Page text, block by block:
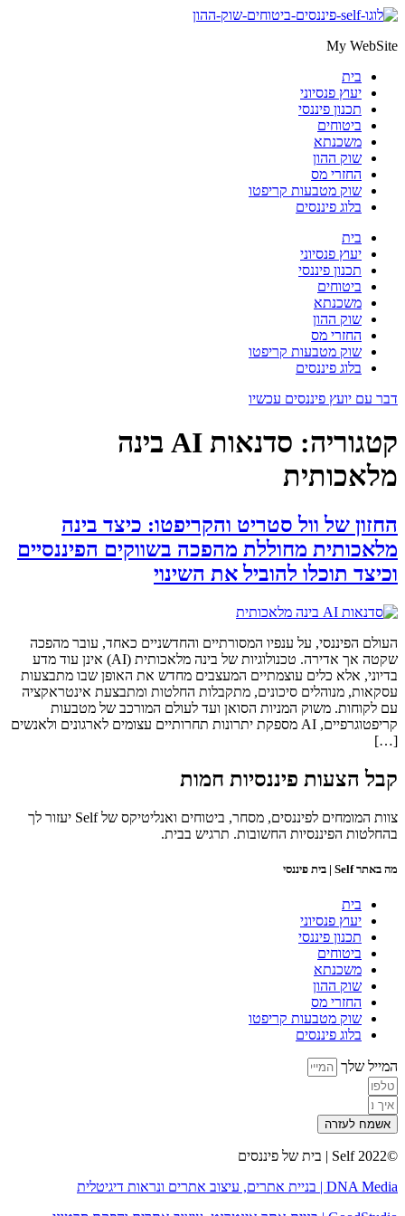
דלג
My WebSite
בית
יעוץ פנסיוני
תכנון פיננסי
ביטוחים
משכנתא
שוק ההון
החזרי מס
שוק מטבעות קריפטו
בלוג פיננסים
בית
יעוץ פנסיוני
תכנון פיננסי
ביטוחים
משכנתא
שוק ההון
החזרי מס
שוק מטבעות קריפטו
בלוג פיננסים
דבר עם יועץ פיננסים עכשיו
קטגוריה:
סדנאות AI בינה
מלאכותית
החזון של וול סטריט והקריפטו: כיצד בינה
מלאכותית מחוללת מהפכה בשווקים הפיננסיים
וכיצד תוכלו להוביל את השינוי
העולם הפיננסי, על ענפיו המסורתיים והחדשניים כאחד, עובר מהפכה
שקטה אך אדירה. טכנולוגיות של בינה מלאכותית (AI) אינן עוד מדע
בדיוני, אלא כלים עוצמתיים המעצבים מחדש את האופן שבו מתבצעות
עסקאות, מנוהלים סיכונים, מתקבלות החלטות ומתבצעת אינטראקציה
עם לקוחות. משוק המניות הסואן ועד לעולם המורכב של מטבעות
קריפטוגרפיים, AI מספקת יתרונות תחרותיים עצומים לארגונים ולאנשים
[…]
קבל הצעות פיננסיות חמות
צוות המומחים לפיננסים, מסחר, ביטוחים ואנליטיקס של Self יעזור לך
בהחלטות הפיננסיות החשובות. תרגיש בבית.
מה באתר Self | בית פיננסי
בית
יעוץ פנסיוני
תכנון פיננסי
ביטוחים
משכנתא
שוק ההון
החזרי מס
שוק מטבעות קריפטו
בלוג פיננסים
המייל שלך
אשמח לעזרה
©2022 Self | בית של פיננסים
DNA Media | בניית אתרים, עיצוב אתרים ונראות דיגיטלית